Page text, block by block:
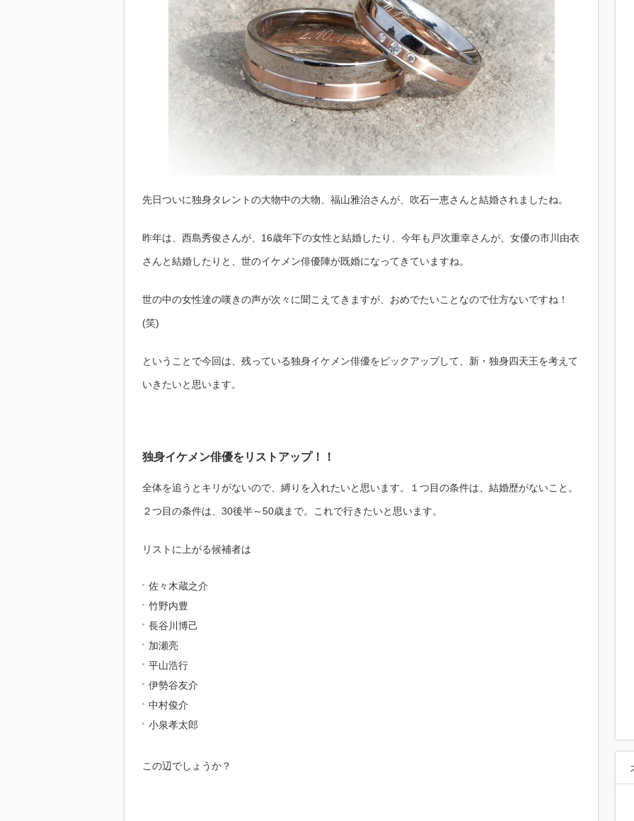
先日ついに独身タレントの大物中の大物、福山雅治さんが、吹石一恵さんと結婚されましたね。
昨年は、西島秀俊さんが、16歳年下の女性と結婚したり、今年も戸次重幸さんが、女優の市川由衣
さんと結婚したりと、世のイケメン俳優陣が既婚になってきていますね。
世の中の女性達の嘆きの声が次々に聞こえてきますが、おめでたいことなので仕方ないですね！
(笑)
ということで今回は、残っている独身イケメン俳優をピックアップして、新・独身四天王を考えて
いきたいと思います。
独身イケメン俳優をリストアップ！！
全体を追うとキリがないので、縛りを入れたいと思います。１つ目の条件は、結婚歴がないこと。
２つ目の条件は、30後半～50歳まで。これで行きたいと思います。
リストに上がる候補者は
佐々木蔵之介
竹野内豊
長谷川博己
加瀬亮
平山浩行
伊勢谷友介
中村俊介
小泉孝太郎
この辺でしょうか？